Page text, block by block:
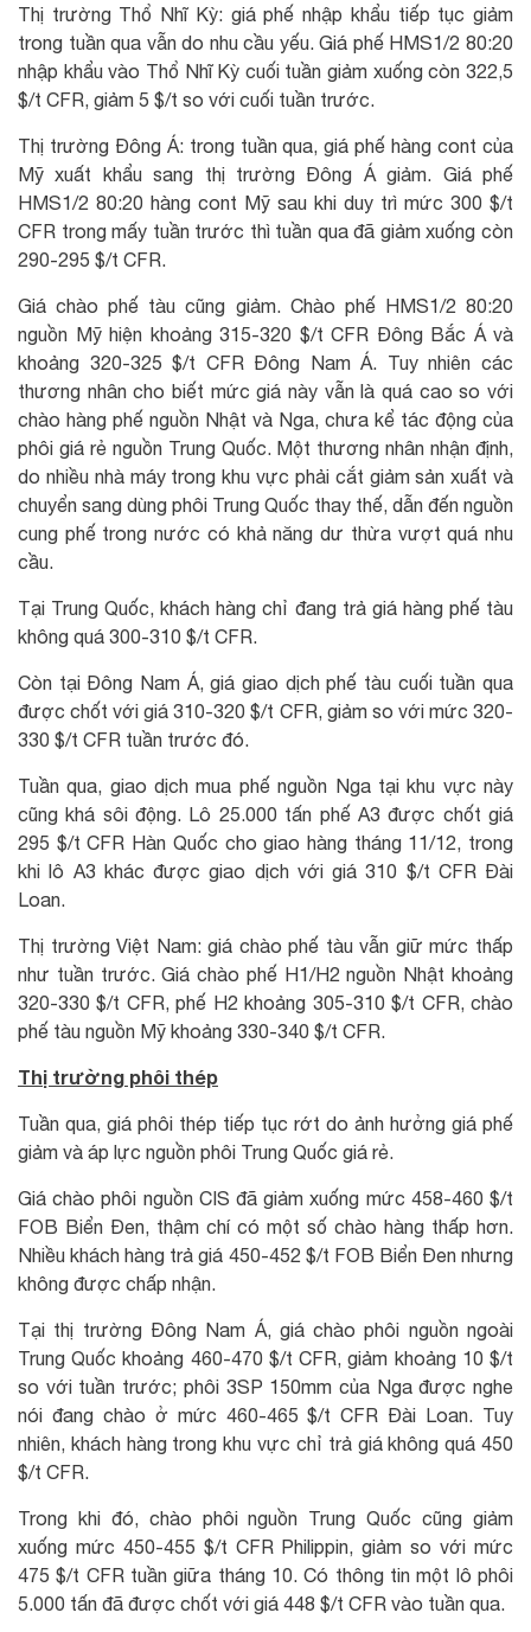
Thị trường Thổ Nhĩ Kỳ: giá phế nhập khẩu tiếp tục giảm
trong tuần qua vẫn do nhu cầu yếu. Giá phế HMS1/2 80:20
nhập khẩu vào Thổ Nhĩ Kỳ cuối tuần giảm xuống còn 322,5
$/t CFR, giảm 5 $/t so với cuối tuần trước.
Thị trường Đông Á: trong tuần qua, giá phế hàng cont của
Mỹ xuất khẩu sang thị trường Đông Á giảm. Giá phế
HMS1/2 80:20 hàng cont Mỹ sau khi duy trì mức 300 $/t
CFR trong mấy tuần trước thì tuần qua đã giảm xuống còn
290-295 $/t CFR.
Giá chào phế tàu cũng giảm. Chào phế HMS1/2 80:20
nguồn Mỹ hiện khoảng 315-320 $/t CFR Đông Bắc Á và
khoảng 320-325 $/t CFR Đông Nam Á. Tuy nhiên các
thương nhân cho biết mức giá này vẫn là quá cao so với
chào hàng phế nguồn Nhật và Nga, chưa kể tác động của
phôi giá rẻ nguồn Trung Quốc. Một thương nhân nhận định,
do nhiều nhà máy trong khu vực phải cắt giảm sản xuất và
chuyển sang dùng phôi Trung Quốc thay thế, dẫn đến nguồn
cung phế trong nước có khả năng dư thừa vượt quá nhu
cầu.
Tại Trung Quốc, khách hàng chỉ đang trả giá hàng phế tàu
không quá 300-310 $/t CFR.
Còn tại Đông Nam Á, giá giao dịch phế tàu cuối tuần qua
được chốt với giá 310-320 $/t CFR, giảm so với mức 320-
330 $/t CFR tuần trước đó.
Tuần qua, giao dịch mua phế nguồn Nga tại khu vực này
cũng khá sôi động. Lô 25.000 tấn phế A3 được chốt giá
295 $/t CFR Hàn Quốc cho giao hàng tháng 11/12, trong
khi lô A3 khác được giao dịch với giá 310 $/t CFR Đài
Loan.
Thị trường Việt Nam: giá chào phế tàu vẫn giữ mức thấp
như tuần trước. Giá chào phế H1/H2 nguồn Nhật khoảng
320-330 $/t CFR, phế H2 khoảng 305-310 $/t CFR, chào
phế tàu nguồn Mỹ khoảng 330-340 $/t CFR.
Thị trường phôi thép
Tuần qua, giá phôi thép tiếp tục rớt do ảnh hưởng giá phế
giảm và áp lực nguồn phôi Trung Quốc giá rẻ.
Giá chào phôi nguồn CIS đã giảm xuống mức 458-460 $/t
FOB Biển Đen, thậm chí có một số chào hàng thấp hơn.
Nhiều khách hàng trả giá 450-452 $/t FOB Biển Đen nhưng
không được chấp nhận.
Tại thị trường Đông Nam Á, giá chào phôi nguồn ngoài
Trung Quốc khoảng 460-470 $/t CFR, giảm khoảng 10 $/t
so với tuần trước; phôi 3SP 150mm của Nga được nghe
nói đang chào ở mức 460-465 $/t CFR Đài Loan. Tuy
nhiên, khách hàng trong khu vực chỉ trả giá không quá 450
$/t CFR.
Trong khi đó, chào phôi nguồn Trung Quốc cũng giảm
xuống mức 450-455 $/t CFR Philippin, giảm so với mức
475 $/t CFR tuần giữa tháng 10. Có thông tin một lô phôi
5.000 tấn đã được chốt với giá 448 $/t CFR vào tuần qua.